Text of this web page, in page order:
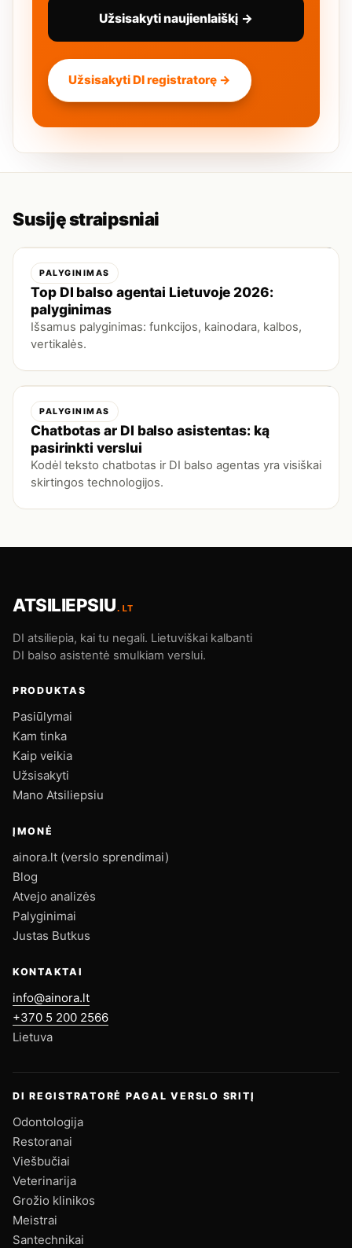
Užsisakyti naujienlaiškį →
Užsisakyti DI registratorę →
Susiję straipsniai
PALYGINIMAS
Top DI balso agentai Lietuvoje 2026:
palyginimas
Išsamus palyginimas: funkcijos, kainodara, kalbos,
vertikalės.
PALYGINIMAS
Chatbotas ar DI balso asistentas: ką
pasirinkti verslui
Kodėl teksto chatbotas ir DI balso agentas yra visiškai
skirtingos technologijos.
ATSILIEPSIU.LT
DI atsiliepia, kai tu negali. Lietuviškai kalbanti
DI balso asistentė smulkiam verslui.
PRODUKTAS
Pasiūlymai
Kam tinka
Kaip veikia
Užsisakyti
Mano Atsiliepsiu
ĮMONĖ
ainora.lt (verslo sprendimai)
Blog
Atvejo analizės
Palyginimai
Justas Butkus
KONTAKTAI
info@ainora.lt
+370 5 200 2566
Lietuva
DI REGISTRATORĖ PAGAL VERSLO SRITĮ
Odontologija
Restoranai
Viešbučiai
Veterinarija
Grožio klinikos
Meistrai
Santechnikai